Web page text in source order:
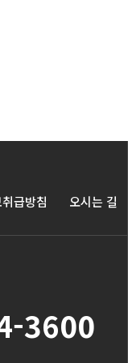
급방침 오시는 길
3600